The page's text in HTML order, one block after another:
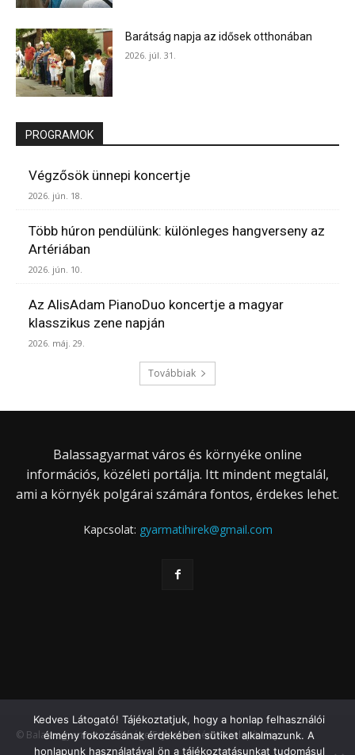
Barátság napja az idősek otthonában
2026. júl. 31.
PROGRAMOK
Végzősök ünnepi koncertje
2026. jún. 18.
Több húron pendülünk: különleges hangverseny az
Artériában
2026. jún. 10.
Az AlisAdam PianoDuo koncertje a magyar
klasszikus zene napján
2026. máj. 29.
Továbbiak
Balassagyarmat város és környéke online
információs, közéleti portálja. Itt mindent megtalál,
ami a környék polgárai számára fontos, érdekes lehet.
Kapcsolat: gyarmatihirek@gmail.com
© Balassagyarmat és Térsége Fejlesztéséért Közalapítvány
Kedves Látogató! Tájékoztatjuk, hogy a honlap felhasználói
élmény fokozásának érdekében sütiket alkalmazunk. A
honlapunk használatával ön a tájékoztatásunkat tudomásul